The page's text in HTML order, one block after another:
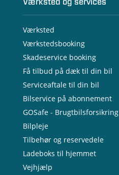
Værksted og services
Værksted
Værkstedsbooking
Skadeservice booking
Få tilbud på dæk til din bil
Serviceaftale til din bil
Bilservice på abonnement
GOSafe - Brugtbilsforsikring
Bilpleje
Tilbehør og reservedele
Ladeboks til hjemmet
Vejhjælp